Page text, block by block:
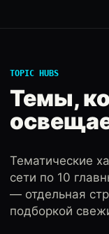
TOPIC HUBS
Темы,
Тематические
сети по 10
— отдельная
подборкой